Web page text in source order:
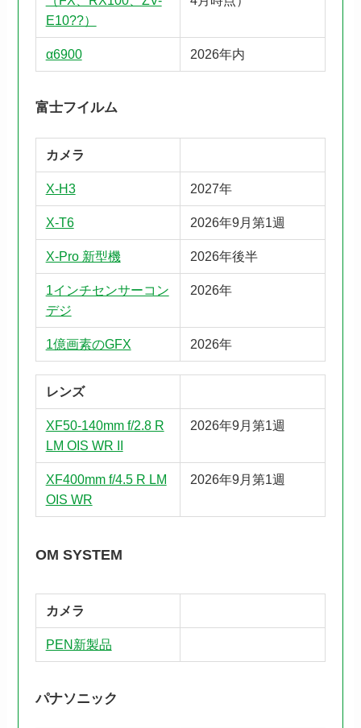
E10??）
α6900 2026年内
富士フイルム
カメラ
X-H3 2027年
X-T6 2026年9月第1週
X-Pro 新型機 2026年後半
1インチセンサーコン
デジ
2026年
1億画素のGFX 2026年
レンズ
XF50-140mm f/2.8 R
LM OIS WR II
2026年9月第1週
XF400mm f/4.5 R LM
OIS WR
2026年9月第1週
OM SYSTEM
カメラ
PEN新製品
パナソニック